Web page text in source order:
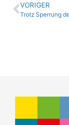
VORIGER